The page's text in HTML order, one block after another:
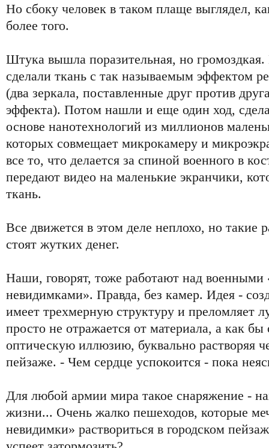
Но сбоку человек в таком плаще выглядел,
более того.
Штука вышла поразительная, но громоздкая.
сделали ткань с так называемым эффектом
(два зеркала, поставленные друг против
эффекта). Потом нашли и еще один ход,
основе нанотехнологий из миллионов
которых совмещает микрокамеру и
все то, что делается за спиной военного в
передают видео на маленькие экранчики,
ткань.
Все движется в этом деле неплохо, но такие
стоят жутких денег.
Наши, говорят, тоже работают над
невидимками». Правда, без камер. Идея -
имеет трехмерную структуру и преломляет
просто не отражается от материала, а как бы
оптическую иллюзию, буквально растворяя
пейзаже. - Чем сердце успокоится - пока
Для любой армии мира такое снаряжение -
жизни... Очень жалко пешеходов, которые
невидимки» раствориться в городском